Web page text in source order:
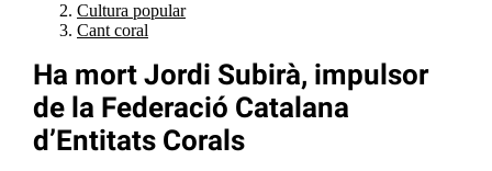
Cultura popular
Cant coral
Ha mort Jordi Subirà, impulsor
de la Federació Catalana
d’Entitats Corals